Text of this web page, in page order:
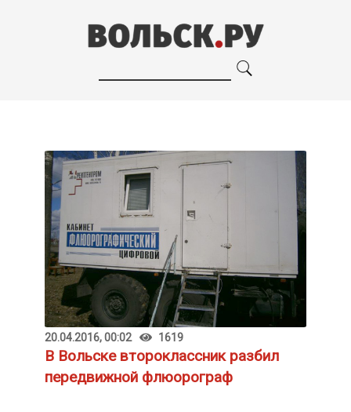
20.04.2016, 00:02 1619
В Вольске второклассник разбил
передвижной флюорограф